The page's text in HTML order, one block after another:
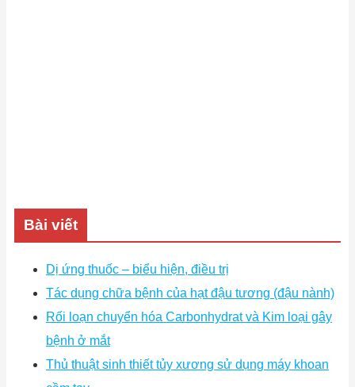
Bài viết
Dị ứng thuốc – biểu hiện, điều trị
Tác dụng chữa bệnh của hạt đậu tương (đậu nành)
Rối loạn chuyển hóa Carbonhydrat và Kim loại gây
bệnh ở mắt
Thủ thuật sinh thiết tủy xương sử dụng máy khoan